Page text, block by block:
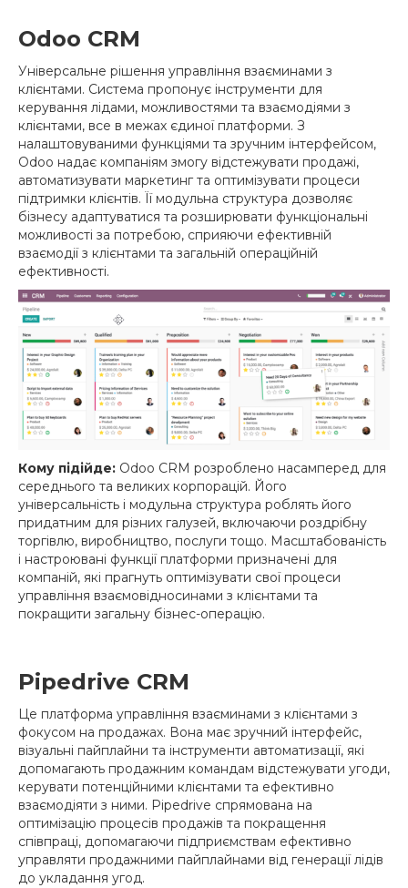
Odoo CRM
Універсальне рішення управління взаєминами з
клієнтами. Система пропонує інструменти для
керування лідами, можливостями та взаємодіями з
клієнтами, все в межах єдиної платформи. З
налаштовуваними функціями та зручним інтерфейсом,
Odoo надає компаніям змогу відстежувати продажі,
автоматизувати маркетинг та оптимізувати процеси
підтримки клієнтів. Її модульна структура дозволяє
бізнесу адаптуватися та розширювати функціональні
можливості за потребою, сприяючи ефективній
взаємодії з клієнтами та загальній операційній
ефективності.
Кому підійде: Odoo CRM розроблено насамперед для
середнього та великих корпорацій. Його
універсальність і модульна структура роблять його
придатним для різних галузей, включаючи роздрібну
торгівлю, виробництво, послуги тощо. Масштабованість
і настроювані функції платформи призначені для
компаній, які прагнуть оптимізувати свої процеси
управління взаємовідносинами з клієнтами та
покращити загальну бізнес-операцію.
Pipedrive CRM
Це платформа управління взаєминами з клієнтами з
фокусом на продажах. Вона має зручний інтерфейс,
візуальні пайплайни та інструменти автоматизації, які
допомагають продажним командам відстежувати угоди,
керувати потенційними клієнтами та ефективно
взаємодіяти з ними. Pipedrive спрямована на
оптимізацію процесів продажів та покращення
співпраці, допомагаючи підприємствам ефективно
управляти продажними пайплайнами від генерації лідів
до укладання угод.